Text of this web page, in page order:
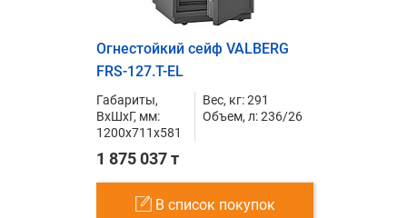
Огнестойкий сейф VALBERG
FRS-127.T-EL
Габариты,
ВxШxГ, мм:
1200x711x581
Вес, кг: 291
Объем, л: 236/26
1 875 037 т
В список покупок